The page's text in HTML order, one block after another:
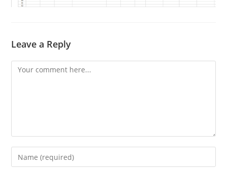
Leave a Reply
Comment
Enter
your